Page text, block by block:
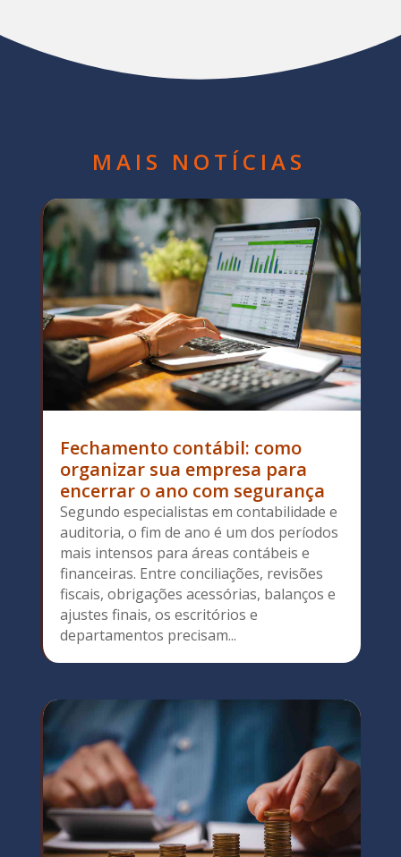
MAIS NOTÍCIAS
Fechamento contábil: como
organizar sua empresa para
encerrar o ano com segurança
Segundo especialistas em contabilidade e
auditoria, o fim de ano é um dos períodos
mais intensos para áreas contábeis e
financeiras. Entre conciliações, revisões
fiscais, obrigações acessórias, balanços e
ajustes finais, os escritórios e
departamentos precisam...